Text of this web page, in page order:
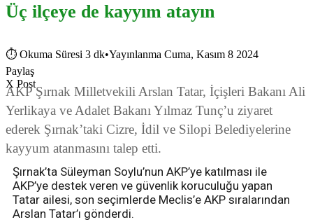
Üç ilçeye de kayyım atayın
⏱ Okuma Süresi 3 dk•Yayınlanma Cuma, Kasım 8 2024
Paylaş
X Post
AKP Şırnak Milletvekili Arslan Tatar, İçişleri Bakanı Ali
Yerlikaya ve Adalet Bakanı Yılmaz Tunç’u ziyaret
ederek Şırnak’taki Cizre, İdil ve Silopi Belediyelerine
kayyum atanmasını talep etti.
Şırnak’ta Süleyman Soylu’nun AKP’ye katılması ile
AKP’ye destek veren ve güvenlik koruculuğu yapan
Tatar ailesi, son seçimlerde Meclis’e AKP sıralarından
Arslan Tatar’ı gönderdi.